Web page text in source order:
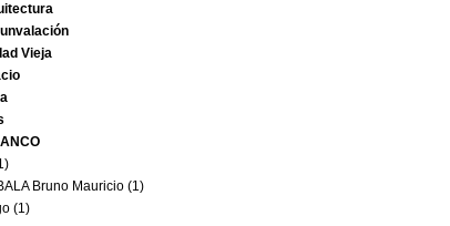
Vieja
Bruno Mauricio (1)
(1)